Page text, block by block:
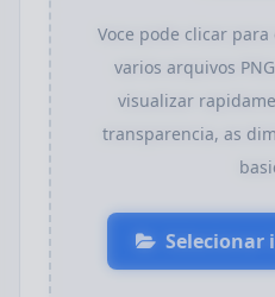
Voce pode clicar
varios arquivos
visualizar
transparencia, as
Selecionar